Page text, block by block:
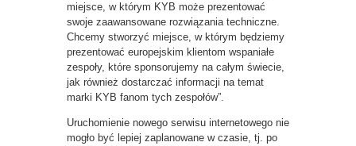
miejsce, w którym KYB może prezentować
swoje zaawansowane rozwiązania techniczne.
Chcemy stworzyć miejsce, w którym będziemy
prezentować europejskim klientom wspaniałe
zespoły, które sponsorujemy na całym świecie,
jak również dostarczać informacji na temat
marki KYB fanom tych zespołów”.
Uruchomienie nowego serwisu internetowego nie
mogło być lepiej zaplanowane w czasie, tj. po